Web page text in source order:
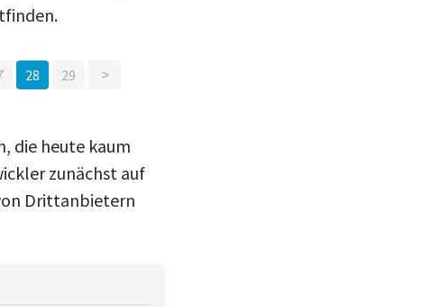
28 29 >
die heute kaum
zunächst auf
Drittanbietern